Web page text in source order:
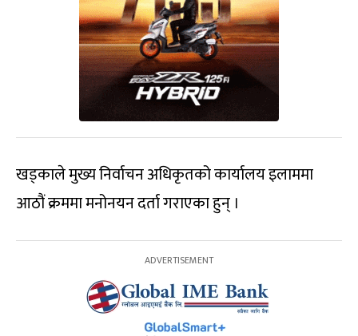
खड्काले मुख्य निर्वाचन अधिकृतको कार्यालय इलाममा
आठौं क्रममा मनोनयन दर्ता गराएका हुन् ।